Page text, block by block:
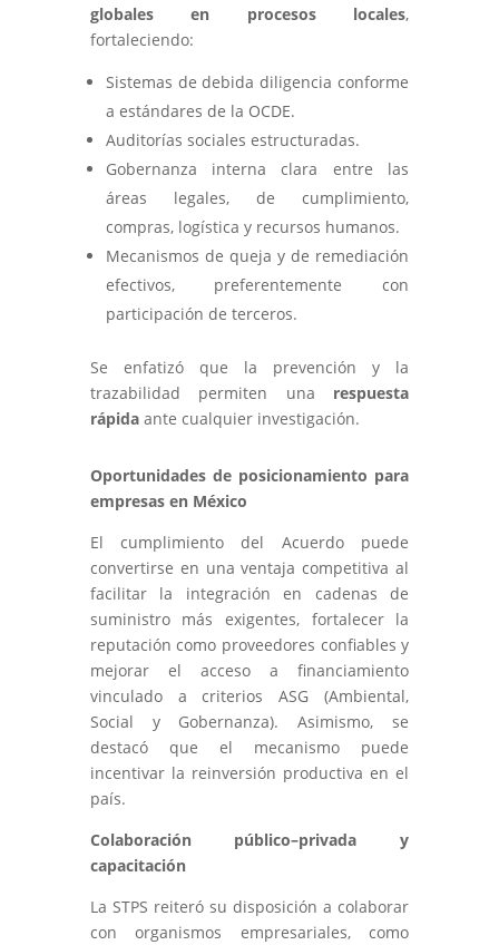
globales en procesos locales,
fortaleciendo:
Sistemas de debida diligencia conforme
a estándares de la OCDE.
Auditorías sociales estructuradas.
Gobernanza interna clara entre las
áreas legales, de cumplimiento,
compras, logística y recursos humanos.
Mecanismos de queja y de remediación
efectivos, preferentemente con
participación de terceros.
Se enfatizó que la prevención y la
trazabilidad permiten una respuesta
rápidaante cualquier investigación.
Oportunidades de posicionamiento para
empresas en México
El cumplimiento del Acuerdo puede
convertirse en una ventaja competitiva al
facilitar la integración en cadenas de
suministro más exigentes, fortalecer la
reputación como proveedores confiables y
mejorar el acceso a financiamiento
vinculado a criterios ASG (Ambiental,
Social y Gobernanza). Asimismo, se
destacó que el mecanismo puede
incentivar la reinversión productiva en el
país.
Colaboración público–privada y
capacitación
La STPS reiteró su disposición a colaborar
con organismos empresariales, como